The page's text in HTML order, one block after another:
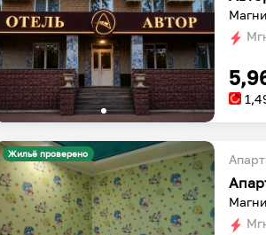
Жильё проверено